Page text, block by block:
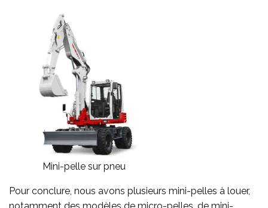
Mini-pelle sur pneu
Pour conclure, nous avons plusieurs mini-pelles à louer,